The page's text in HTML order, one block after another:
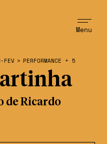
Menu
FEV > PERFORMANCE + 5
de Ricardo